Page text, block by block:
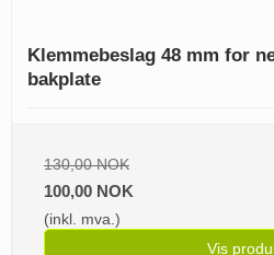
Klemmebeslag 48 mm for
bakplate
130,00 NOK
100,00 NOK
(inkl. mva.)
Vis